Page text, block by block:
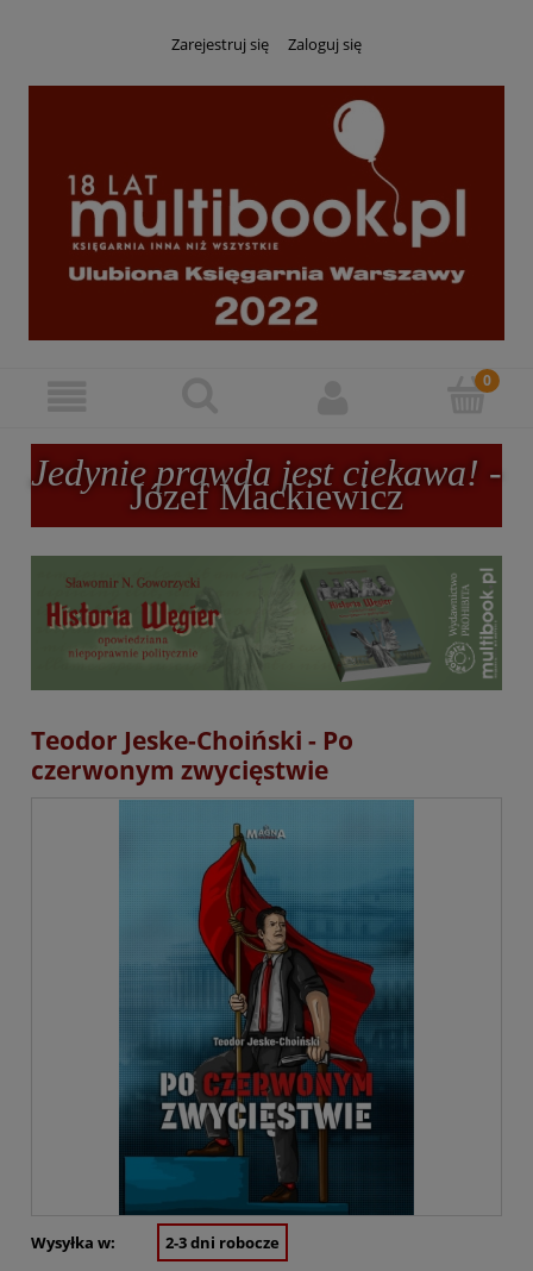
Zarejestruj się Zaloguj się
Jedynie prawda jest ciekawa! -
Józef Mackiewicz
Teodor Jeske-Choiński - Po
czerwonym zwycięstwie
Wysyłka w: 2-3 dni robocze